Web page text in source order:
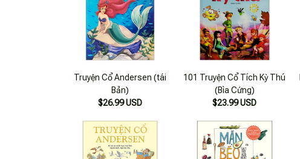
Truyện Cổ Andersen (tái
Bản)
$26.99 USD
101 Truyện Cổ Tích Kỳ Thú
(Bìa Cứng)
$23.99 USD